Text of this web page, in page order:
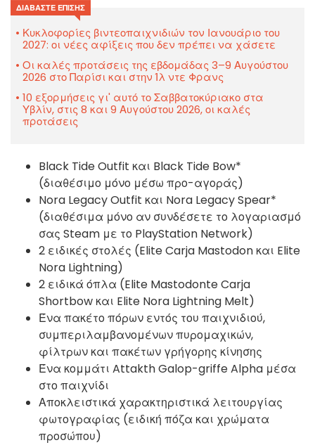
ΔΙΑΒΆΣΤΕ ΕΠΊΣΗΣ
Κυκλοφορίες βιντεοπαιχνιδιών τον Ιανουάριο του
2027: οι νέες αφίξεις που δεν πρέπει να χάσετε
Οι καλές προτάσεις της εβδομάδας 3–9 Αυγούστου
2026 στο Παρίσι και στην Ίλ ντε Φρανς
10 εξορμήσεις γι' αυτό το Σαββατοκύριακο στα
Υβλίν, στις 8 και 9 Αυγούστου 2026, οι καλές
προτάσεις
Black Tide Outfit και Black Tide Bow*
(διαθέσιμο μόνο μέσω προ-αγοράς)
Nora Legacy Outfit και Nora Legacy Spear*
(διαθέσιμα μόνο αν συνδέσετε το λογαριασμό
σας Steam με το PlayStation Network)
2 ειδικές στολές (Elite Carja Mastodon και Elite
Nora Lightning)
2 ειδικά όπλα (Elite Mastodonte Carja
Shortbow και Elite Nora Lightning Melt)
Ένα πακέτο πόρων εντός του παιχνιδιού,
συμπεριλαμβανομένων πυρομαχικών,
φίλτρων και πακέτων γρήγορης κίνησης
Ένα κομμάτι Attakth Galop-griffe Alpha μέσα
στο παιχνίδι
Αποκλειστικά χαρακτηριστικά λειτουργίας
φωτογραφίας (ειδική πόζα και χρώματα
προσώπου)